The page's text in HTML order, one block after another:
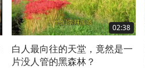
02:38
白人最向往的天堂，竟然是一
片没人管的黑森林？